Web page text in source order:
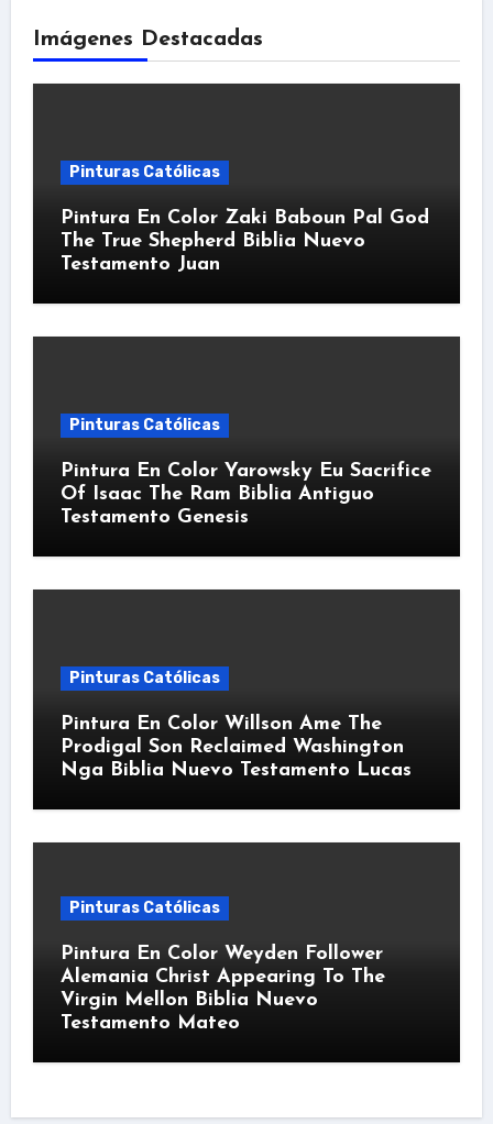
Imágenes Destacadas
Pinturas Católicas
Pintura En Color Zaki Baboun Pal God
The True Shepherd Biblia Nuevo
Testamento Juan
Pinturas Católicas
Pintura En Color Yarowsky Eu Sacrifice
Of Isaac The Ram Biblia Antiguo
Testamento Genesis
Pinturas Católicas
Pintura En Color Willson Ame The
Prodigal Son Reclaimed Washington
Nga Biblia Nuevo Testamento Lucas
Pinturas Católicas
Pintura En Color Weyden Follower
Alemania Christ Appearing To The
Virgin Mellon Biblia Nuevo
Testamento Mateo